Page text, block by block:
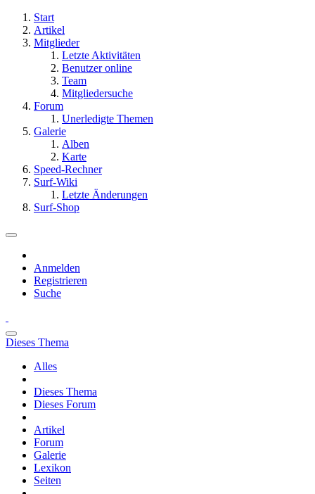
Start
Artikel
Mitglieder
Letzte Aktivitäten
Benutzer online
Team
Mitgliedersuche
Forum
Unerledigte Themen
Galerie
Alben
Karte
Speed-Rechner
Surf-Wiki
Letzte Änderungen
Surf-Shop
Anmelden
Registrieren
Suche
Dieses Thema
Alles
Dieses Thema
Dieses Forum
Artikel
Forum
Galerie
Lexikon
Seiten